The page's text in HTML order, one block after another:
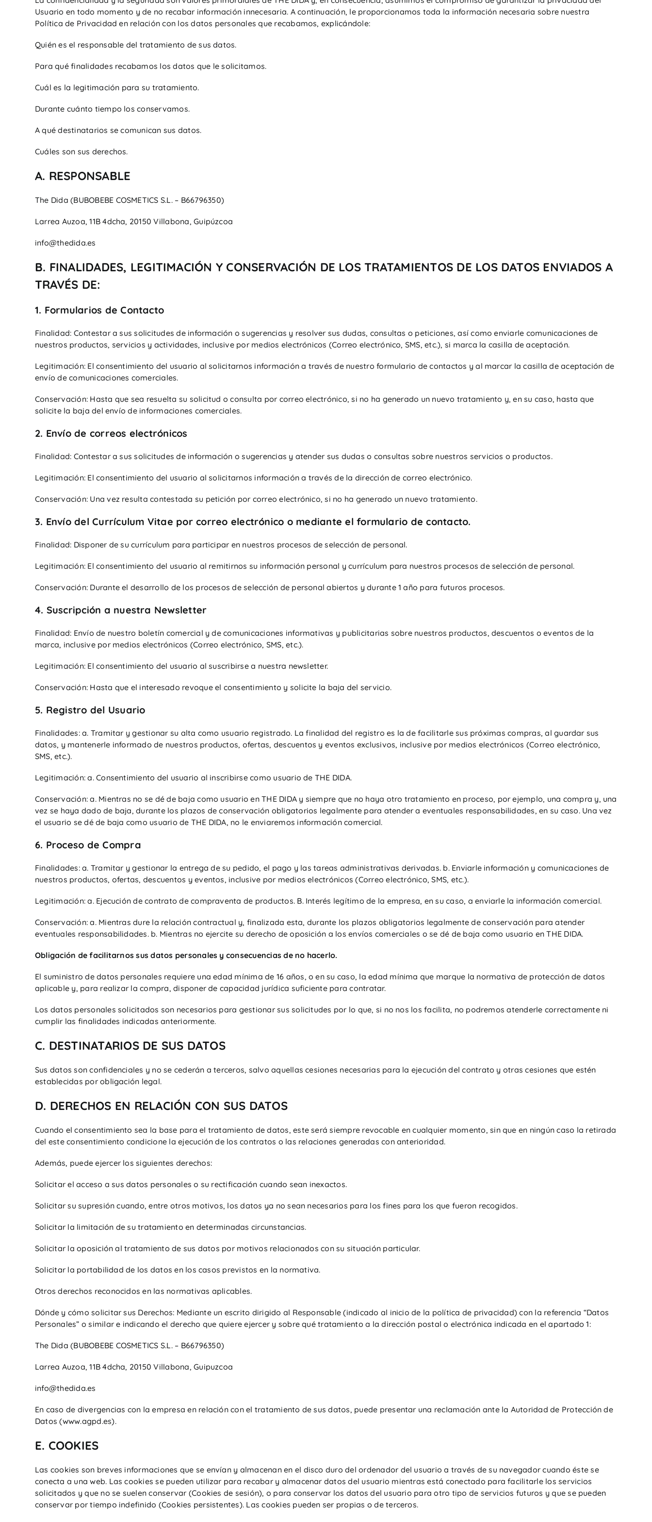
Usuario en todo momento y de no recabar información innecesaria. A continuación, le proporcionamos toda la información necesaria sobre nuestra
Política de Privacidad en relación con los datos personales que recabamos, explicándole:
Quién es el responsable del tratamiento de sus datos.
Para qué finalidades recabamos los datos que le solicitamos.
Cuál es la legitimación para su tratamiento.
Durante cuánto tiempo los conservamos.
A qué destinatarios se comunican sus datos.
Cuáles son sus derechos.
A. RESPONSABLE
The Dida (BUBOBEBE COSMETICS S.L. – B66796350)
Larrea Auzoa, 11B 4dcha, 20150 Villabona, Guipúzcoa
info@thedida.es
B. FINALIDADES, LEGITIMACIÓN Y CONSERVACIÓN DE LOS TRATAMIENTOS DE LOS DATOS ENVIADOS A
TRAVÉS DE:
1. Formularios de Contacto
Finalidad: Contestar a sus solicitudes de información o sugerencias y resolver sus dudas, consultas o peticiones, así como enviarle comunicaciones de
nuestros productos, servicios y actividades, inclusive por medios electrónicos (Correo electrónico, SMS, etc.), si marca la casilla de aceptación.
Legitimación: El consentimiento del usuario al solicitarnos información a través de nuestro formulario de contactos y al marcar la casilla de aceptación de
envío de comunicaciones comerciales.
Conservación: Hasta que sea resuelta su solicitud o consulta por correo electrónico, si no ha generado un nuevo tratamiento y, en su caso, hasta que
solicite la baja del envío de informaciones comerciales.
2. Envío de correos electrónicos
Finalidad: Contestar a sus solicitudes de información o sugerencias y atender sus dudas o consultas sobre nuestros servicios o productos.
Legitimación: El consentimiento del usuario al solicitarnos información a través de la dirección de correo electrónico.
Conservación: Una vez resulta contestada su petición por correo electrónico, si no ha generado un nuevo tratamiento.
3. Envío del Currículum Vitae por correo electrónico o mediante el formulario de contacto.
Finalidad: Disponer de su currículum para participar en nuestros procesos de selección de personal.
Legitimación: El consentimiento del usuario al remitirnos su información personal y currículum para nuestros procesos de selección de personal.
Conservación: Durante el desarrollo de los procesos de selección de personal abiertos y durante 1 año para futuros procesos.
4. Suscripción a nuestra Newsletter
Finalidad: Envío de nuestro boletín comercial y de comunicaciones informativas y publicitarias sobre nuestros productos, descuentos o eventos de la
marca, inclusive por medios electrónicos (Correo electrónico, SMS, etc.).
Legitimación: El consentimiento del usuario al suscribirse a nuestra newsletter.
Conservación: Hasta que el interesado revoque el consentimiento y solicite la baja del servicio.
5. Registro del Usuario
Finalidades: a. Tramitar y gestionar su alta como usuario registrado. La finalidad del registro es la de facilitarle sus próximas compras, al guardar sus
datos, y mantenerle informado de nuestros productos, ofertas, descuentos y eventos exclusivos, inclusive por medios electrónicos (Correo electrónico,
SMS, etc.).
Legitimación: a. Consentimiento del usuario al inscribirse como usuario de THE DIDA.
Conservación: a. Mientras no se dé de baja como usuario en THE DIDA y siempre que no haya otro tratamiento en proceso, por ejemplo, una compra y, una
vez se haya dado de baja, durante los plazos de conservación obligatorios legalmente para atender a eventuales responsabilidades, en su caso. Una vez
el usuario se dé de baja como usuario de THE DIDA, no le enviaremos información comercial.
6. Proceso de Compra
Finalidades: a. Tramitar y gestionar la entrega de su pedido, el pago y las tareas administrativas derivadas. b. Enviarle información y comunicaciones de
nuestros productos, ofertas, descuentos y eventos, inclusive por medios electrónicos (Correo electrónico, SMS, etc.).
Legitimación: a. Ejecución de contrato de compraventa de productos. B. Interés legítimo de la empresa, en su caso, a enviarle la información comercial.
Conservación: a. Mientras dure la relación contractual y, finalizada esta, durante los plazos obligatorios legalmente de conservación para atender
eventuales responsabilidades. b. Mientras no ejercite su derecho de oposición a los envíos comerciales o se dé de baja como usuario en THE DIDA.
Obligación de facilitarnos sus datos personales y consecuencias de no hacerlo.
El suministro de datos personales requiere una edad mínima de 16 años, o en su caso, la edad mínima que marque la normativa de protección de datos
aplicable y, para realizar la compra, disponer de capacidad jurídica suficiente para contratar.
Los datos personales solicitados son necesarios para gestionar sus solicitudes por lo que, si no nos los facilita, no podremos atenderle correctamente ni
cumplir las finalidades indicadas anteriormente.
C. DESTINATARIOS DE SUS DATOS
Sus datos son confidenciales y no se cederán a terceros, salvo aquellas cesiones necesarias para la ejecución del contrato y otras cesiones que estén
establecidas por obligación legal.
D. DERECHOS EN RELACIÓN CON SUS DATOS
Cuando el consentimiento sea la base para el tratamiento de datos, este será siempre revocable en cualquier momento, sin que en ningún caso la retirada
del este consentimiento condicione la ejecución de los contratos o las relaciones generadas con anterioridad.
Además, puede ejercer los siguientes derechos:
Solicitar el acceso a sus datos personales o su rectificación cuando sean inexactos.
Solicitar su supresión cuando, entre otros motivos, los datos ya no sean necesarios para los fines para los que fueron recogidos.
Solicitar la limitación de su tratamiento en determinadas circunstancias.
Solicitar la oposición al tratamiento de sus datos por motivos relacionados con su situación particular.
Solicitar la portabilidad de los datos en los casos previstos en la normativa.
Otros derechos reconocidos en las normativas aplicables.
Dónde y cómo solicitar sus Derechos: Mediante un escrito dirigido al Responsable (indicado al inicio de la política de privacidad) con la referencia “Datos
Personales” o similar e indicando el derecho que quiere ejercer y sobre qué tratamiento a la dirección postal o electrónica indicada en el apartado 1:
The Dida (BUBOBEBE COSMETICS S.L. – B66796350)
Larrea Auzoa, 11B 4dcha, 20150 Villabona, Guipuzcoa
info@thedida.es
En caso de divergencias con la empresa en relación con el tratamiento de sus datos, puede presentar una reclamación ante la Autoridad de Protección de
Datos (www.agpd.es).
E. COOKIES
Las cookies son breves informaciones que se envían y almacenan en el disco duro del ordenador del usuario a través de su navegador cuando éste se
conecta a una web. Las cookies se pueden utilizar para recabar y almacenar datos del usuario mientras está conectado para facilitarle los servicios
solicitados y que no se suelen conservar (Cookies de sesión), o para conservar los datos del usuario para otro tipo de servicios futuros y que se pueden
conservar por tiempo indefinido (Cookies persistentes). Las cookies pueden ser propias o de terceros.